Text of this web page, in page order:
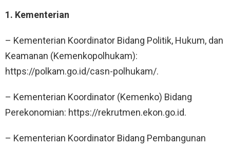
1. Kementerian
– Kementerian Koordinator Bidang Politik, Hukum, dan
Keamanan (Kemenkopolhukam):
https://polkam.go.id/casn-polhukam/.
– Kementerian Koordinator (Kemenko) Bidang
Perekonomian: https://rekrutmen.ekon.go.id.
– Kementerian Koordinator Bidang Pembangunan